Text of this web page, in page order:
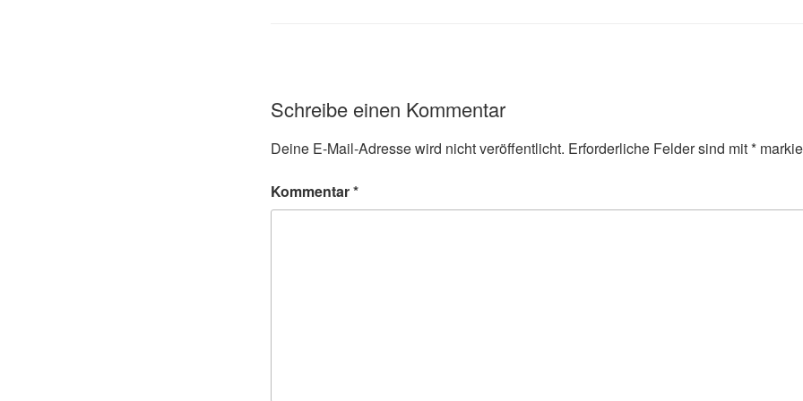
Schreibe einen Kommentar
Deine E-Mail-Adresse wird nicht veröffentlicht. Erforderliche Felder sind mit*
Kommentar*